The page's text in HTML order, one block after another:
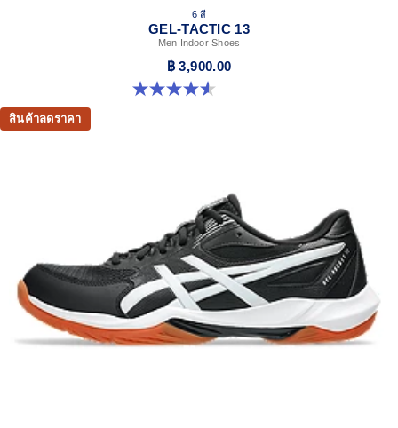
6 สี
GEL-TACTIC 13
Men Indoor Shoes
฿ 3,900.00
4.6 จาก 5 ดาว 32 รีวิว
สินค้าลดราคา